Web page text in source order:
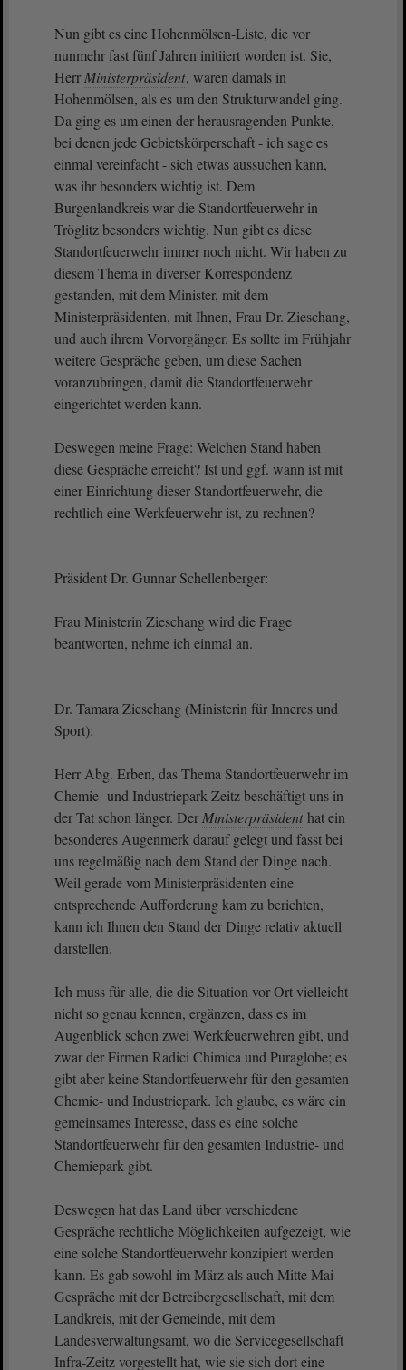
Nun gibt es eine Hohenmölsen-Liste, die vor
nunmehr fast fünf Jahren initiiert worden ist. Sie,
Herr Ministerpräsident, waren damals in
Hohenmölsen, als es um den Strukturwandel ging.
Da ging es um einen der herausragenden Punkte,
bei denen jede Gebietskörperschaft - ich sage es
einmal vereinfacht - sich etwas aussuchen kann,
was ihr besonders wichtig ist. Dem
Burgenlandkreis war die Standortfeuerwehr in
Tröglitz besonders wichtig. Nun gibt es diese
Standortfeuerwehr immer noch nicht. Wir haben zu
diesem Thema in diverser Korrespondenz
gestanden, mit dem Minister, mit dem
Ministerpräsidenten, mit Ihnen, Frau Dr. Zieschang,
und auch ihrem Vorvorgänger. Es sollte im Frühjahr
weitere Gespräche geben, um diese Sachen
voranzubringen, damit die Standortfeuerwehr
eingerichtet werden kann.
Deswegen meine Frage: Welchen Stand haben
diese Gespräche erreicht? Ist und ggf. wann ist mit
einer Einrichtung dieser Standortfeuerwehr, die
rechtlich eine Werkfeuerwehr ist, zu rechnen?
Präsident Dr. Gunnar Schellenberger:
Frau Ministerin Zieschang wird die Frage
beantworten, nehme ich einmal an.
Dr. Tamara Zieschang (Ministerin für Inneres und
Sport):
Herr Abg. Erben, das Thema Standortfeuerwehr im
Chemie- und Industriepark Zeitz beschäftigt uns in
der Tat schon länger. Der Ministerpräsident hat ein
besonderes Augenmerk darauf gelegt und fasst bei
uns regelmäßig nach dem Stand der Dinge nach.
Weil gerade vom Ministerpräsidenten eine
entsprechende Aufforderung kam zu berichten,
kann ich Ihnen den Stand der Dinge relativ aktuell
darstellen.
Ich muss für alle, die die Situation vor Ort vielleicht
nicht so genau kennen, ergänzen, dass es im
Augenblick schon zwei Werkfeuerwehren gibt, und
zwar der Firmen Radici Chimica und Puraglobe; es
gibt aber keine Standortfeuerwehr für den gesamten
Chemie- und Industriepark. Ich glaube, es wäre ein
gemeinsames Interesse, dass es eine solche
Standortfeuerwehr für den gesamten Industrie- und
Chemiepark gibt.
Deswegen hat das Land über verschiedene
Gespräche rechtliche Möglichkeiten aufgezeigt, wie
eine solche Standortfeuerwehr konzipiert werden
kann. Es gab sowohl im März als auch Mitte Mai
Gespräche mit der Betreibergesellschaft, mit dem
Landkreis, mit der Gemeinde, mit dem
Landesverwaltungsamt, wo die Servicegesellschaft
Infra-Zeitz vorgestellt hat, wie sie sich dort eine